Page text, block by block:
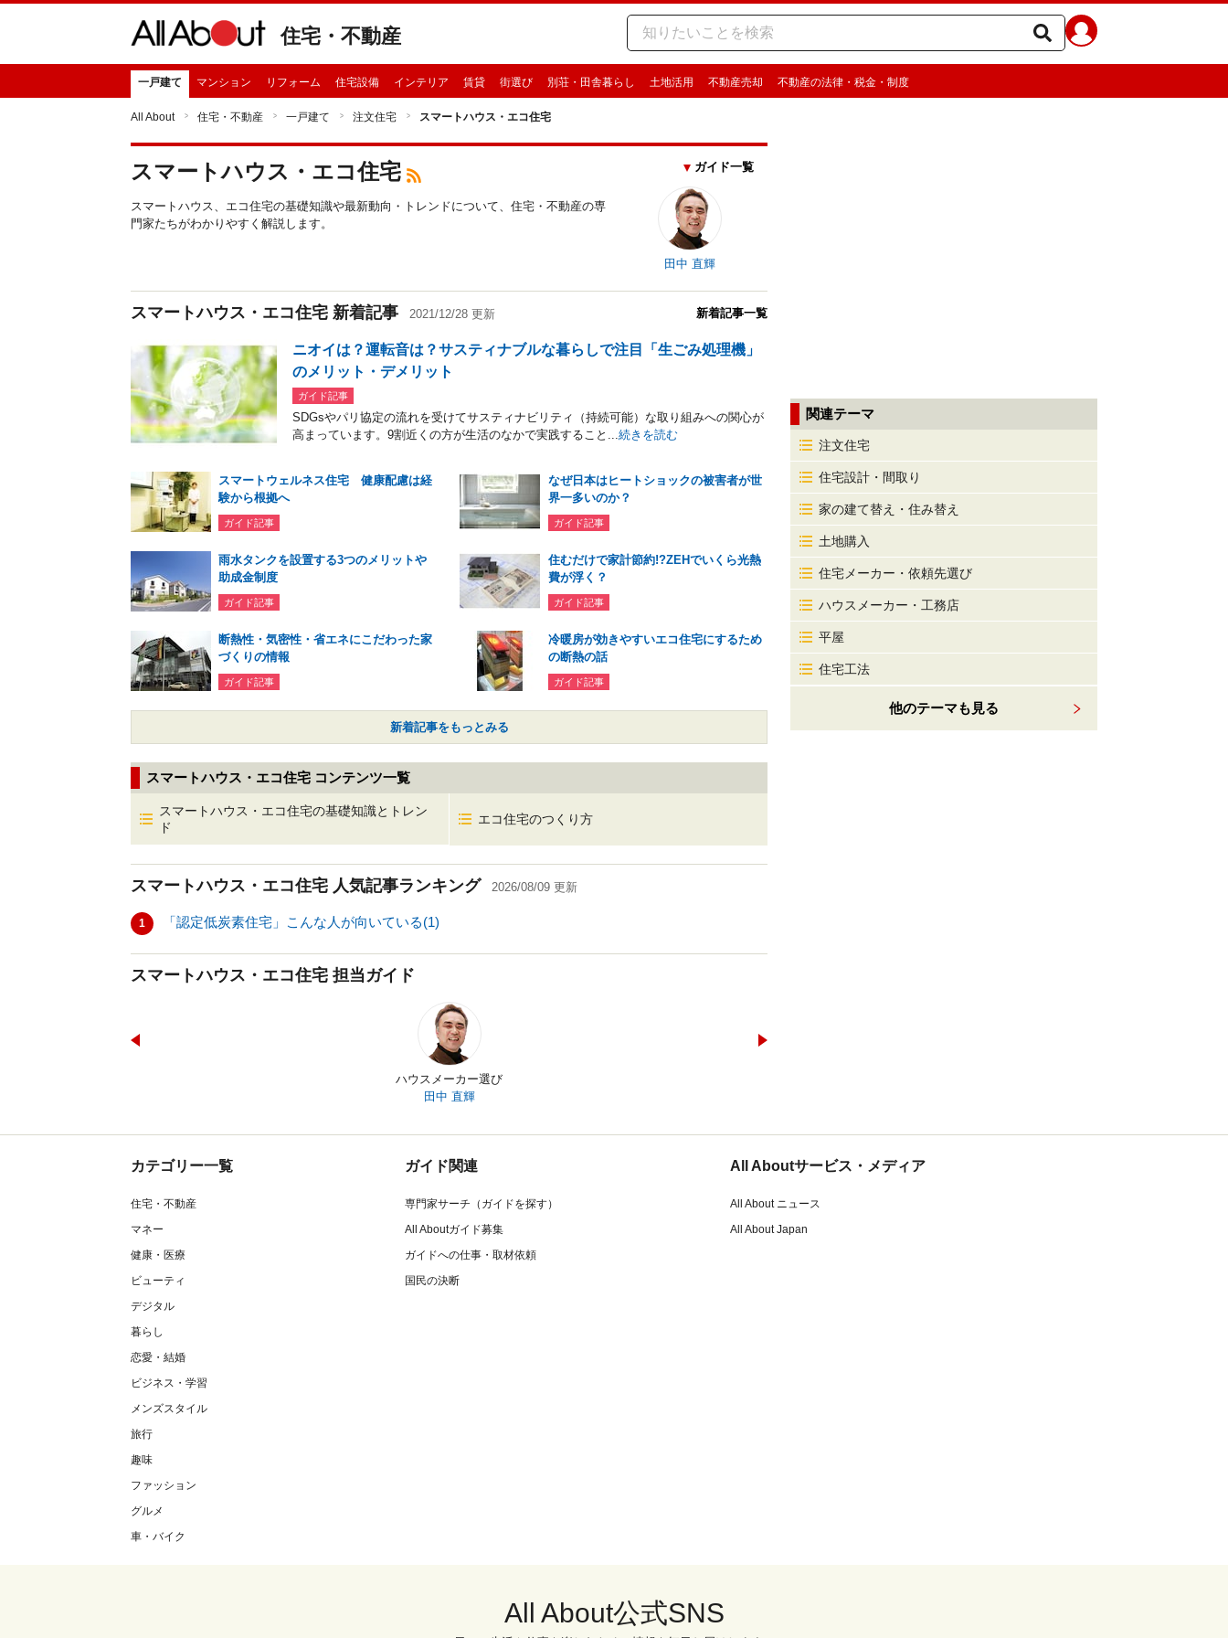
住宅・不動産
一戸建て マンション リフォーム 住宅設備 インテリア 賃貸 街選び 別荘・田舎暮らし 土地活用 不動産売却 不動産の法律・税金・制度
All About 住宅・不動産 一戸建て 注文住宅 スマートハウス・エコ住宅
スマートハウス・エコ住宅
スマートハウス、エコ住宅の基礎知識や最新動向・トレンドについて、住宅・不動産の専
門家たちがわかりやすく解説します。
ガイド一覧
田中 直輝
スマートハウス・エコ住宅 新着記事 2021/12/28 更新 新着記事一覧
ニオイは？運転音は？サスティナブルな暮らしで注目「生ごみ処理機」
のメリット・デメリット
ガイド記事
SDGsやパリ協定の流れを受けてサスティナビリティ（持続可能）な取り組みへの関心が
高まっています。9割近くの方が生活のなかで実践すること...続きを読む
スマートウェルネス住宅 健康配慮は経
験から根拠へ
ガイド記事
なぜ日本はヒートショックの被害者が世
界一多いのか？
ガイド記事
雨水タンクを設置する3つのメリットや
助成金制度
ガイド記事
住むだけで家計節約!?ZEHでいくら光熱
費が浮く？
ガイド記事
断熱性・気密性・省エネにこだわった家
づくりの情報
ガイド記事
冷暖房が効きやすいエコ住宅にするため
の断熱の話
ガイド記事
新着記事をもっとみる
スマートハウス・エコ住宅 コンテンツ一覧
スマートハウス・エコ住宅の基礎知識とトレン
ド
エコ住宅のつくり方
スマートハウス・エコ住宅 人気記事ランキング 2026/08/09 更新
1 「認定低炭素住宅」こんな人が向いている(1)
スマートハウス・エコ住宅 担当ガイド
ハウスメーカー選び
田中 直輝
関連テーマ
注文住宅
住宅設計・間取り
家の建て替え・住み替え
土地購入
住宅メーカー・依頼先選び
ハウスメーカー・工務店
平屋
住宅工法
他のテーマも見る
カテゴリー一覧
住宅・不動産
マネー
健康・医療
ビューティ
デジタル
暮らし
恋愛・結婚
ビジネス・学習
メンズスタイル
旅行
趣味
ファッション
グルメ
車・バイク
ガイド関連
専門家サーチ（ガイドを探す）
All Aboutガイド募集
ガイドへの仕事・取材依頼
国民の決断
All Aboutサービス・メディア
All About ニュース
All About Japan
All About公式SNS